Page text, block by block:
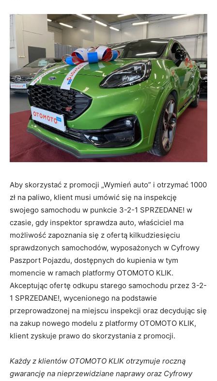
Aby skorzystać z promocji „Wymień auto” i otrzymać 1000
zł na paliwo, klient musi umówić się na inspekcję
swojego samochodu w punkcie 3-2-1 SPRZEDANE! w
czasie, gdy inspektor sprawdza auto, właściciel ma
możliwość zapoznania się z ofertą kilkudziesięciu
sprawdzonych samochodów, wyposażonych w Cyfrowy
Paszport Pojazdu, dostępnych do kupienia w tym
momencie w ramach platformy OTOMOTO KLIK.
Akceptując ofertę odkupu starego samochodu przez 3-2-
1 SPRZEDANE!, wycenionego na podstawie
przeprowadzonej na miejscu inspekcji oraz decydując się
na zakup nowego modelu z platformy OTOMOTO KLIK,
klient zyskuje prawo do skorzystania z promocji.
Każdy z klientów OTOMOTO KLIK otrzymuje roczną
gwarancję na nieprzewidziane naprawy oraz Cyfrowy